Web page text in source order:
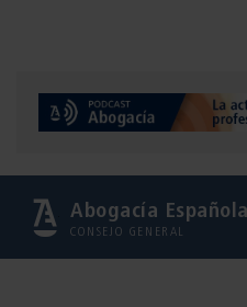
Abogacía Española
CONSEJO GENERAL